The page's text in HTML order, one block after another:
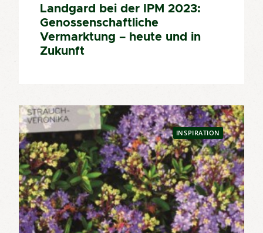
Landgard bei der IPM 2023:
Genossenschaftliche
Vermarktung – heute und in
Zukunft
INSPIRATION